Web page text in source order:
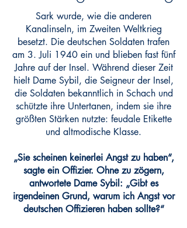
Sark wurde, wie die anderen
Kanalinseln, im Zweiten Weltkrieg
besetzt. Die deutschen Soldaten trafen
am 3. Juli 1940 ein und blieben fast fünf
Jahre auf der Insel. Während dieser Zeit
hielt Dame Sybil, die Seigneur der Insel,
die Soldaten bekanntlich in Schach und
schützte ihre Untertanen, indem sie ihre
größten Stärken nutzte: feudale Etikette
und altmodische Klasse.
„Sie scheinen keinerlei Angst zu haben“,
sagte ein Offizier. Ohne zu zögern,
antwortete Dame Sybil: „Gibt es
irgendeinen Grund, warum ich Angst vor
deutschen Offizieren haben sollte?“